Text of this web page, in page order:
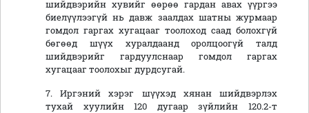
шийдвэрийн хувийг өөрөө гардан авах үүргээ
биелүүлээгүй нь давж заалдах шатны журмаар
гомдол гаргах хугацааг тоолоход саад болохгүй
бөгөөд шүүх хуралдаанд оролцоогүй талд
шийдвэрийг гардуулснаар гомдол гаргах
хугацааг тоолохыг дурдсугай.
7. Иргэний хэрэг шүүхэд хянан шийдвэрлэх
тухай хуулийн 120 дугаар зүйлийн 120.2-т